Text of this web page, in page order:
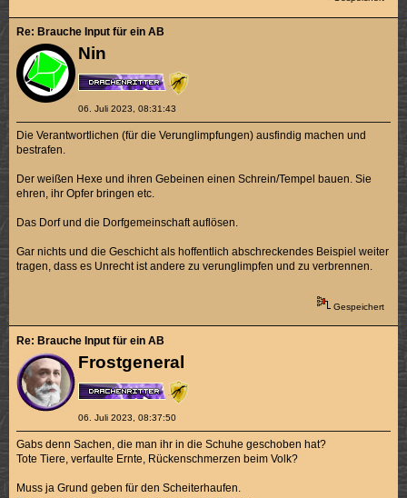
Nin
06. Juli 2023, 08:31:43
Re: Brauche Input für ein AB
Die Verantwortlichen (für die Verunglimpfungen) ausfindig machen und
bestrafen.
Der weißen Hexe und ihren Gebeinen einen Schrein/Tempel bauen. Sie
ehren, ihr Opfer bringen etc.
Das Dorf und die Dorfgemeinschaft auflösen.
Gar nichts und die Geschicht als hoffentlich abschreckendes Beispiel weiter
tragen, dass es Unrecht ist andere zu verunglimpfen und zu verbrennen.
Gespeichert
Frostgeneral
06. Juli 2023, 08:37:50
Re: Brauche Input für ein AB
Gabs denn Sachen, die man ihr in die Schuhe geschoben hat?
Tote Tiere, verfaulte Ernte, Rückenschmerzen beim Volk?
Muss ja Grund geben für den Scheiterhaufen.